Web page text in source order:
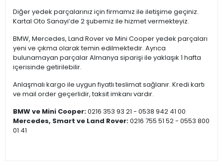
Diğer yedek parçalarınız için firmamız ile iletişime geçiniz.
Kartal Oto Sanayi’de 2 şubemiz ile hizmet vermekteyiz.
BMW, Mercedes, Land Rover ve Mini Cooper yedek parçaları
yeni ve çıkma olarak temin edilmektedir. Ayrıca
bulunamayan parçalar Almanya siparişi ile yaklaşık 1 hafta
içerisinde getirilebilir.
Anlaşmalı kargo ile uygun fiyatlı teslimat sağlanır. Kredi kartı
ve mail order geçerlidir, taksit imkanı vardır.
BMW ve Mini Cooper:0216 353 93 21 - 0538 942 41 00
Mercedes, Smart ve Land Rover:0216 755 51 52 - 0553 800
01 41